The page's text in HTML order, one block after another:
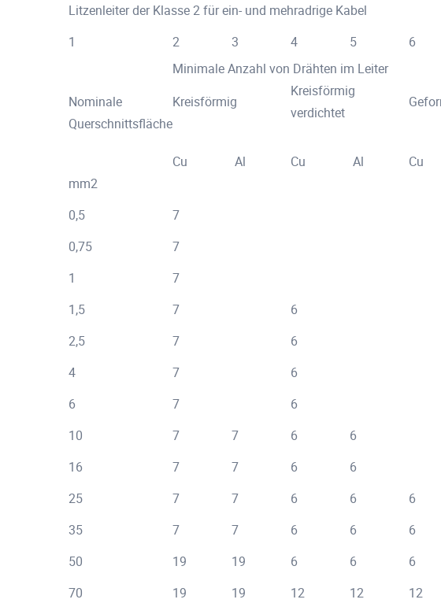
Litzenleiter der Klasse 2 für ein- und mehradrige Kabel
1
2 3 4 5 6
Nominale
Querschnittsfläche
Minimale Anzahl von Drähten im Leiter
Kreisförmig
Kreisförmig
verdichtet
Cu
Al Cu Al Cu
mm2
0,5
7
0,75
7
1
7
1,5
7 6
2,5
7 6
4
7 6
6
7 6
10
7 7 6 6
16
7 7 6 6
25
7 7 6 6 6
35
7 7 6 6 6
50
19 19 6 6 6
70
19 19 12 12 12